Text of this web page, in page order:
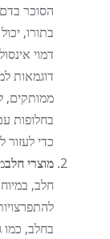
הסוכר
בתורו,
ממותקים,
כדי
מוצרי חלב
חלב,
בחלב, כמו